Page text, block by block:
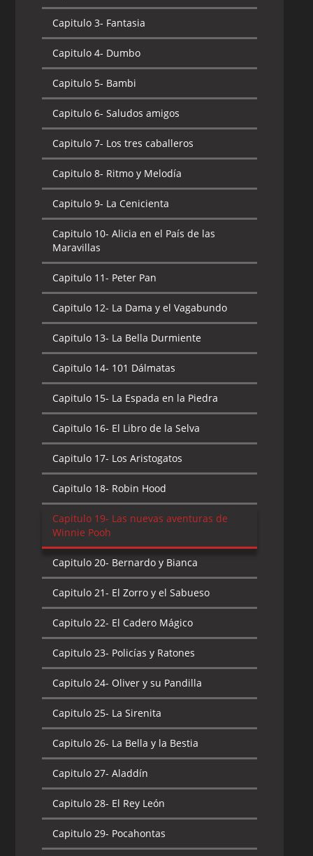
Capitulo 3- Fantasia
Capitulo 4- Dumbo
Capitulo 5- Bambi
Capitulo 6- Saludos amigos
Capitulo 7- Los tres caballeros
Capitulo 8- Ritmo y Melodía
Capitulo 9- La Cenicienta
Capitulo 10- Alicia en el País de las
Maravillas
Capitulo 11- Peter Pan
Capitulo 12- La Dama y el Vagabundo
Capitulo 13- La Bella Durmiente
Capitulo 14- 101 Dálmatas
Capitulo 15- La Espada en la Piedra
Capitulo 16- El Libro de la Selva
Capitulo 17- Los Aristogatos
Capitulo 18- Robin Hood
Capitulo 19- Las nuevas aventuras de
Winnie Pooh
Capitulo 20- Bernardo y Bianca
Capitulo 21- El Zorro y el Sabueso
Capitulo 22- El Cadero Mágico
Capitulo 23- Policías y Ratones
Capitulo 24- Oliver y su Pandilla
Capitulo 25- La Sirenita
Capitulo 26- La Bella y la Bestia
Capitulo 27- Aladdín
Capitulo 28- El Rey León
Capitulo 29- Pocahontas